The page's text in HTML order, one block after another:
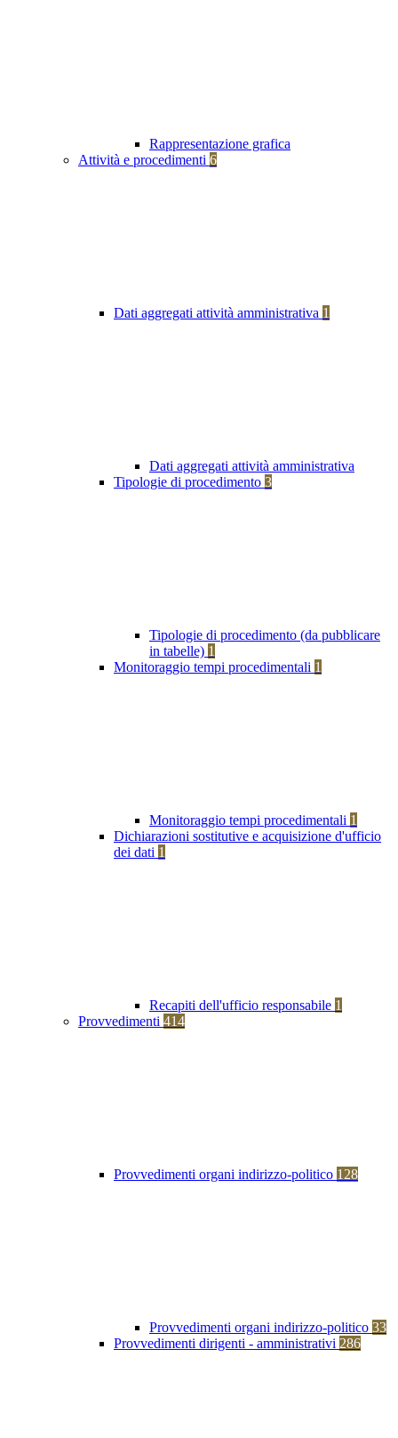
Rappresentazione grafica
Attività e procedimenti 6
Dati aggregati attività amministrativa 1
Dati aggregati attività amministrativa
Tipologie di procedimento 3
Tipologie di procedimento (da pubblicare
in tabelle) 1
Monitoraggio tempi procedimentali 1
Monitoraggio tempi procedimentali 1
Dichiarazioni sostitutive e acquisizione d'ufficio
dei dati 1
Recapiti dell'ufficio responsabile 1
Provvedimenti 414
Provvedimenti organi indirizzo-politico 128
Provvedimenti organi indirizzo-politico 33
Provvedimenti dirigenti - amministrativi 286